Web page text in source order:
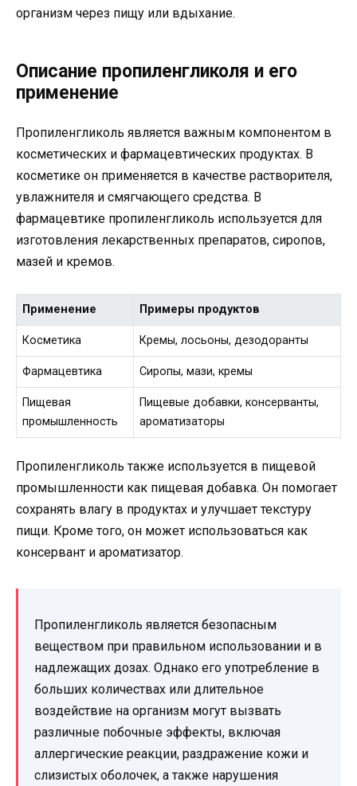
организм через пищу или вдыхание.
Описание пропиленгликоля и его
применение
Пропиленгликоль является важным компонентом в
косметических и фармацевтических продуктах. В
косметике он применяется в качестве растворителя,
увлажнителя и смягчающего средства. В
фармацевтике пропиленгликоль используется для
изготовления лекарственных препаратов, сиропов,
мазей и кремов.
Применение Примеры продуктов
Косметика Кремы, лосьоны, дезодоранты
Фармацевтика Сиропы, мази, кремы
Пищевая
промышленность
Пищевые добавки, консерванты,
ароматизаторы
Пропиленгликоль также используется в пищевой
промышленности как пищевая добавка. Он помогает
сохранять влагу в продуктах и улучшает текстуру
пищи. Кроме того, он может использоваться как
консервант и ароматизатор.
Пропиленгликоль является безопасным
веществом при правильном использовании и в
надлежащих дозах. Однако его употребление в
больших количествах или длительное
воздействие на организм могут вызвать
различные побочные эффекты, включая
аллергические реакции, раздражение кожи и
слизистых оболочек, а также нарушения